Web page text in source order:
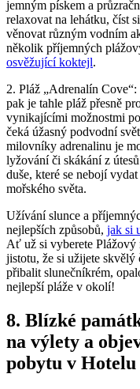
‌jemným pískem a
relaxovat na lehátku, ⁢číst
věnovat různým ⁣vodním
několik ⁣příjemných
osvěžující koktejl.
2. ⁣Pláž⁣ „Adrenalín
pak je tahle ⁤pláž přesně
vynikajícími možnostmi
čeká‌ úžasný ⁤podvodní
milovníky⁢ adrenalinu​ je
lyžování či skákání z
duše, které ‌se‌ nebojí
mořského světa.
Užívání⁣ slunce a
nejlepších způsobů, jak si
Ať​ už si vyberete ‌Plážový⁤
jistotu,‍ že si užijete skvělý
přibalit slunečníkrém,
nejlepší pláže v okolí!
8. Blízké
na ⁤výlety a‍
pobytu v